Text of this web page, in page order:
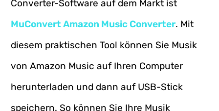
Converter-Software auf dem Markt ist
MuConvert Amazon Music Converter. Mit
diesem praktischen Tool können Sie Musik
von Amazon Music auf Ihren Computer
herunterladen und dann auf USB-Stick
speichern. So können Sie Ihre Musik